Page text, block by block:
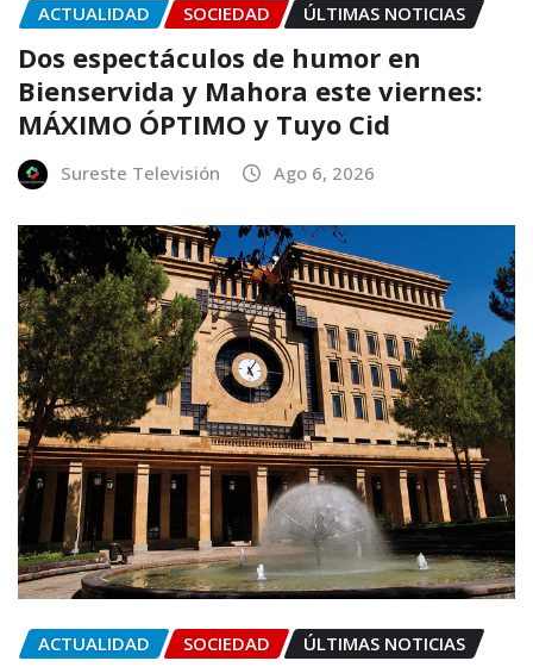
ACTUALIDAD SOCIEDAD ÚLTIMAS NOTICIAS
Dos espectáculos de humor en
Bienservida y Mahora este viernes:
MÁXIMO ÓPTIMO y Tuyo Cid
Sureste Televisión Ago 6, 2026
ACTUALIDAD SOCIEDAD ÚLTIMAS NOTICIAS